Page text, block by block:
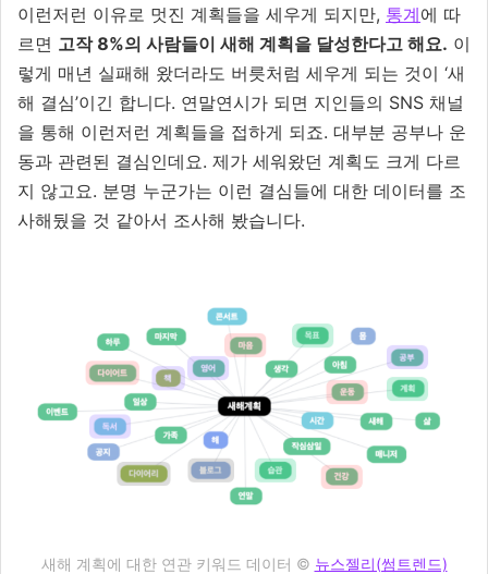
이런저런 이유로 멋진 계획들을 세우게 되지만, 통계에 따
르면 고작 8%의 사람들이 새해 계획을 달성한다고 해요. 이
렇게 매년 실패해 왔더라도 버릇처럼 세우게 되는 것이 ‘새
해 결심’이긴 합니다. 연말연시가 되면 지인들의 SNS 채널
을 통해 이런저런 계획들을 접하게 되죠. 대부분 공부나 운
동과 관련된 결심인데요. 제가 세워왔던 계획도 크게 다르
지 않고요. 분명 누군가는 이런 결심들에 대한 데이터를 조
사해뒀을 것 같아서 조사해 봤습니다.
새해 계획에 대한 연관 키워드 데이터 © 뉴스젤리(썸트렌드)